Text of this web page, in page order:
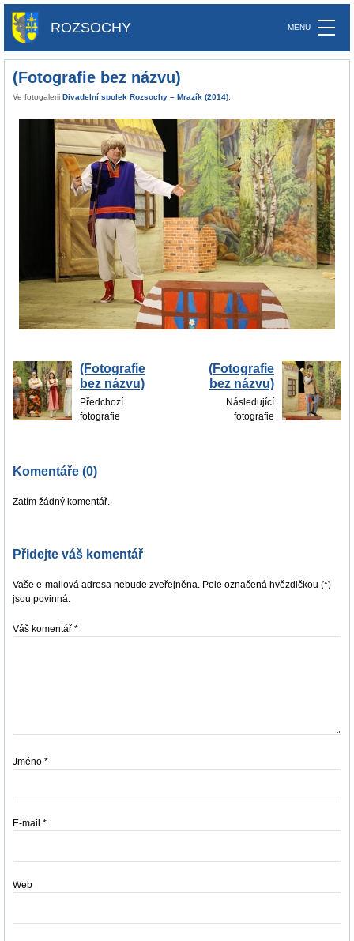
ROZSOCHY
(Fotografie bez názvu)
Ve fotogalerii Divadelní spolek Rozsochy – Mrazík (2014)
(Fotografie
bez názvu)
Předchozí
fotografie
(Fotografie
bez názvu)
Následující
fotografie
Komentáře (0)
Zatím žádný komentář.
Přidejte váš komentář
Vaše e-mailová adresa nebude zveřejněna. Pole označená hvězdičkou (*)
jsou povinná.
Váš komentář *
Jméno *
E-mail *
Web